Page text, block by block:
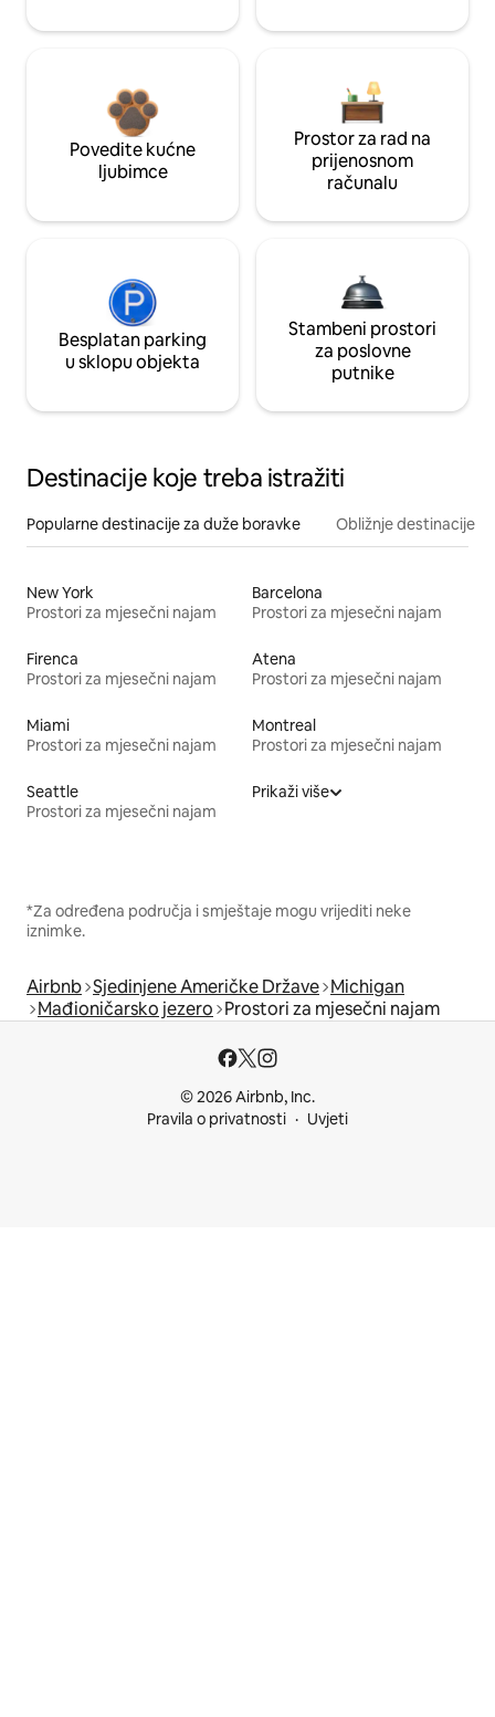
Povedite kućne
ljubimce
Prostor za rad na
prijenosnom
računalu
Besplatan parking
u sklopu objekta
Stambeni prostori
za poslovne
putnike
Destinacije koje treba istražiti
Popularne destinacije za duže boravke Obližnje destinacije
New York
Prostori za mjesečni najam
Barcelona
Prostori za mjesečni najam
Firenca
Prostori za mjesečni najam
Atena
Prostori za mjesečni najam
Miami
Prostori za mjesečni najam
Montreal
Prostori za mjesečni najam
Seattle
Prostori za mjesečni najam
Prikaži više
*Za određena područja i smještaje mogu vrijediti neke
iznimke.
Airbnb Sjedinjene Američke Države Michigan
Mađioničarsko jezero Prostori za mjesečni najam
© 2026 Airbnb, Inc.
Pravila o privatnosti
Uvjeti